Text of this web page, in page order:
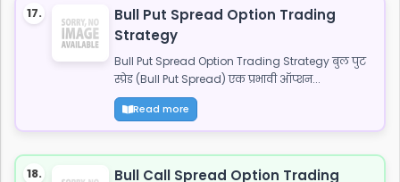
17.
Bull Put Spread Option Trading
Strategy
Bull Put Spread Option Trading Strategy बुल पुट
स्प्रेड (Bull Put Spread) एक प्रभावी ऑप्शन...
Read more
18.
Bull Call Spread Option Trading